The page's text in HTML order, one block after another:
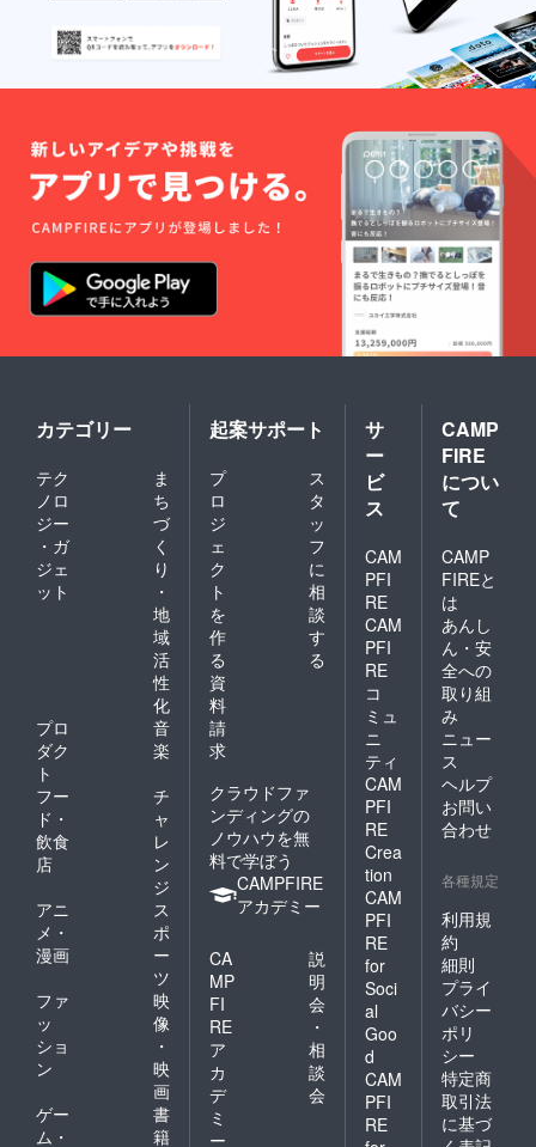
カテゴリー
テク
ノロ
ジー
・ガ
ジェ
ット
ま
ち
づ
く
り
・
地
域
活
性
化
プロ
ダク
ト
音
楽
フー
ド・
飲食
店
チ
ャ
レ
ン
ジ
アニ
メ・
漫画
ス
ポ
ー
ツ
ファ
ッ
ショ
ン
映
像
・
映
画
ゲー
ム・
書
籍
起案サポート
プ
ロ
ジ
ェ
ク
ト
を
作
る
ス
タ
ッ
フ
に
相
談
す
る
資
料
請
求
クラウドファ
ンディングの
ノウハウを無
料で学ぼう
CAMPFIRE
アカデミー
CA
MP
FI
RE
ア
カ
デ
ミ
ー
説
明
会
・
相
談
会
サ
ー
ビ
ス
CAM
PFI
RE
CAM
PFI
RE
コ
ミュ
ニ
ティ
CAM
PFI
RE
Crea
tion
CAM
PFI
RE
for
Soci
al
Goo
d
CAM
PFI
RE
CAMP
FIRE
につい
て
CAMP
FIREと
は
あんし
ん・安
全への
取り組
み
ニュー
ス
ヘルプ
お問い
合わせ
各種規定
利用規
約
細則
プライ
バシー
ポリ
シー
特定商
取引法
に基づ